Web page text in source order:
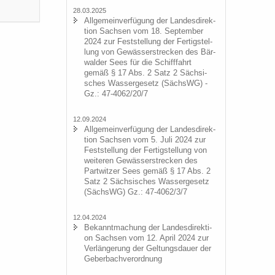
28.03.2025
All­ge­mein­ver­fü­gung der Lan­des­di­rek­
ti­on Sach­sen vom 18. Sep­tem­ber
2024 zur Fest­stel­lung der Fer­tig­stel­
lung von Ge­wäs­ser­stre­cken des Bär­
wal­der Sees für die Schiff­fahrt
gemäß § 17 Abs. 2 Satz 2 Säch­si­
sches Was­ser­ge­setz (SächsWG) -
Gz.: 47-4062/20/7
12.09.2024
All­ge­mein­ver­fü­gung der Lan­des­di­rek­
ti­on Sach­sen vom 5. Juli 2024 zur
Fest­stel­lung der Fer­tig­stel­lung von
wei­te­ren Ge­wäs­ser­stre­cken des
Part­wit­zer Sees gemäß § 17 Abs. 2
Satz 2 Säch­si­sches Was­ser­ge­setz
(SächsWG) Gz.: 47-4062/3/7
12.04.2024
Be­kannt­ma­chung der Lan­des­di­rek­ti­
on Sach­sen vom 12. April 2024 zur
Ver­län­ge­rung der Gel­tungs­dau­er der
Ge­ber­bach­ver­ord­nung